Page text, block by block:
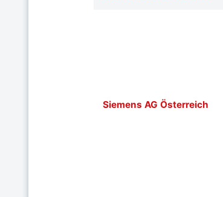
Siemens AG Österreich